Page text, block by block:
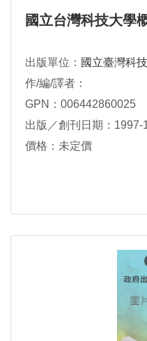
國立台灣科技大學
出版單位： 國立臺灣科
作/編/譯者：
GPN：006442860025
出版／創刊日期：1997-
價格：未定價